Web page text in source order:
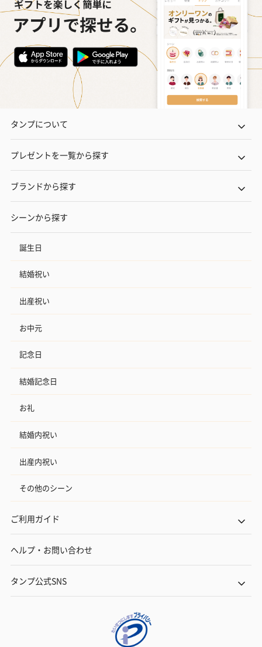
タンプについて
プレゼントを一覧から探す
ブランドから探す
シーンから探す
誕生日
結婚祝い
出産祝い
お中元
記念日
結婚記念日
お礼
結婚内祝い
出産内祝い
その他のシーン
ご利用ガイド
ヘルプ・お問い合わせ
タンプ公式SNS